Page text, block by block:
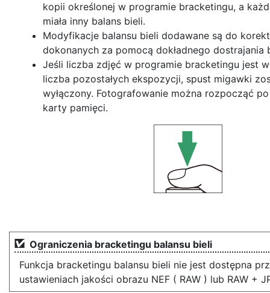
kopii określonej w programie bracketingu, a
miała inny balans bieli.
Modyfikacje balansu bieli dodawane są do
dokonanych za pomocą dokładnego dostrajania
Jeśli liczba zdjęć w programie bracketingu jest
liczba pozostałych ekspozycji, spust migawki
wyłączony. Fotografowanie można rozpocząć
karty pamięci.
Ograniczenia bracketingu balansu bieli
Funkcja bracketingu balansu bieli nie jest dostępna
ustawieniach jakości obrazu NEF ( RAW ) lub RAW +